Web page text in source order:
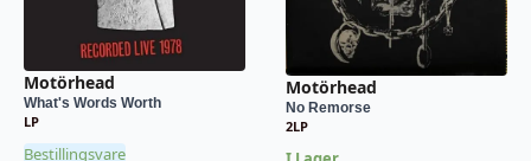
Motörhead
What's Words Worth
LP
Bestillingsvare
Motörhead
No Remorse
2LP